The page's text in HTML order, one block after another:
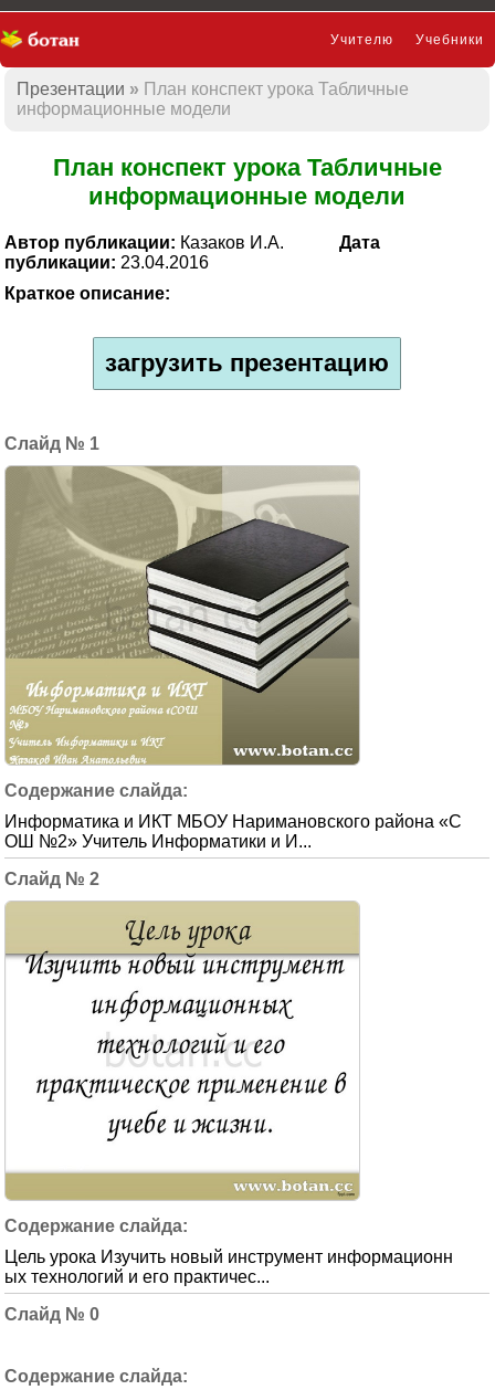
Учебники
Учителю
Презентации
Презентации
План конспект урока Табличные
информационные модели
План конспект урока Табличные
информационные модели
Автор публикации: Казаков И.А.
Дата
публикации: 23.04.2016
Краткое описание:
загрузить презентацию
1
Информатика и ИКТ МБОУ Наримановского района «С
ОШ №2» Учитель Информатики и И...
2
Цель урока Изучить новый инструмент информационн
ых технологий и его практичес...
0